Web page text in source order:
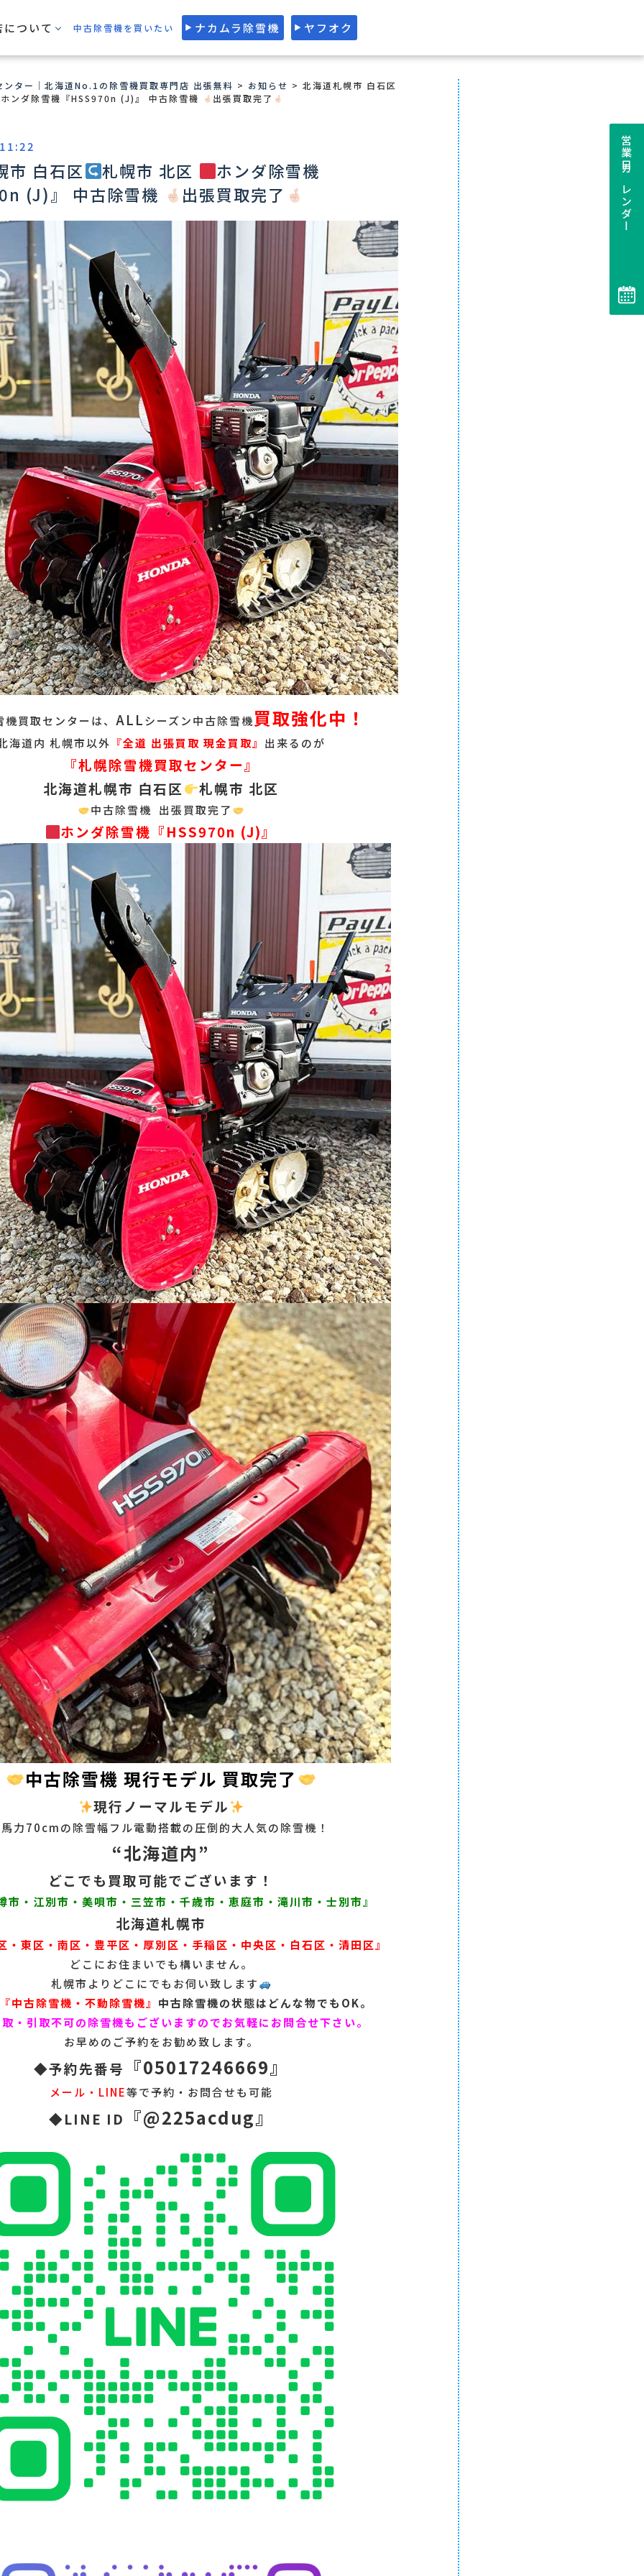
営業日カレンダー
について 中古除雪機を買いたい ナカムラ除雪機 ヤフオク
ンター｜北海道No.1の除雪機買取専門店 出張無料 > お知らせ > 北海道札幌市 白石区
ホンダ除雪機『HSS970n (J)』 中古除雪機
出張買取完了
市 白石区 札幌市 北区
ホンダ除雪機
(J)』 中古除雪機
出張買取完了
買取センターは、 ALLシーズン中古除雪機買取強化中！
海道内 札幌市以外 『全道 出張買取 現金買取』 出来るのが
『札幌除雪機買取センター』
北海道札幌市 白石区
札幌市 北区
中古除雪機 出張買取完了
ホンダ除雪機『HSS970n (J)』
中古除雪機 現行モデル 買取完了
現行ノーマルモデル
力70cmの除雪幅フル電動搭載の圧倒的大人気の除雪機！
“北海道内”
どこでも買取可能でございます！
市・江別市・美唄市・三笠市・千歳市・恵庭市・滝川市・士別市』
北海道札幌市
・東区・南区・豊平区・厚別区・手稲区・中央区・白石区・清田区』
どこにお住まいでも構いません。
札幌市よりどこにでもお伺い致します
中古除雪機・不動除雪機』 中古除雪機の状態はどんな物でもOK。
・引取不可の除雪機もございますのでお気軽にお問合せ下さい。
お早めのご予約をお勧め致します。
◆予約先番号 『05017246669』
メール・LINE等で予約・お問合せも可能
◆LINE ID 『@225acdug』